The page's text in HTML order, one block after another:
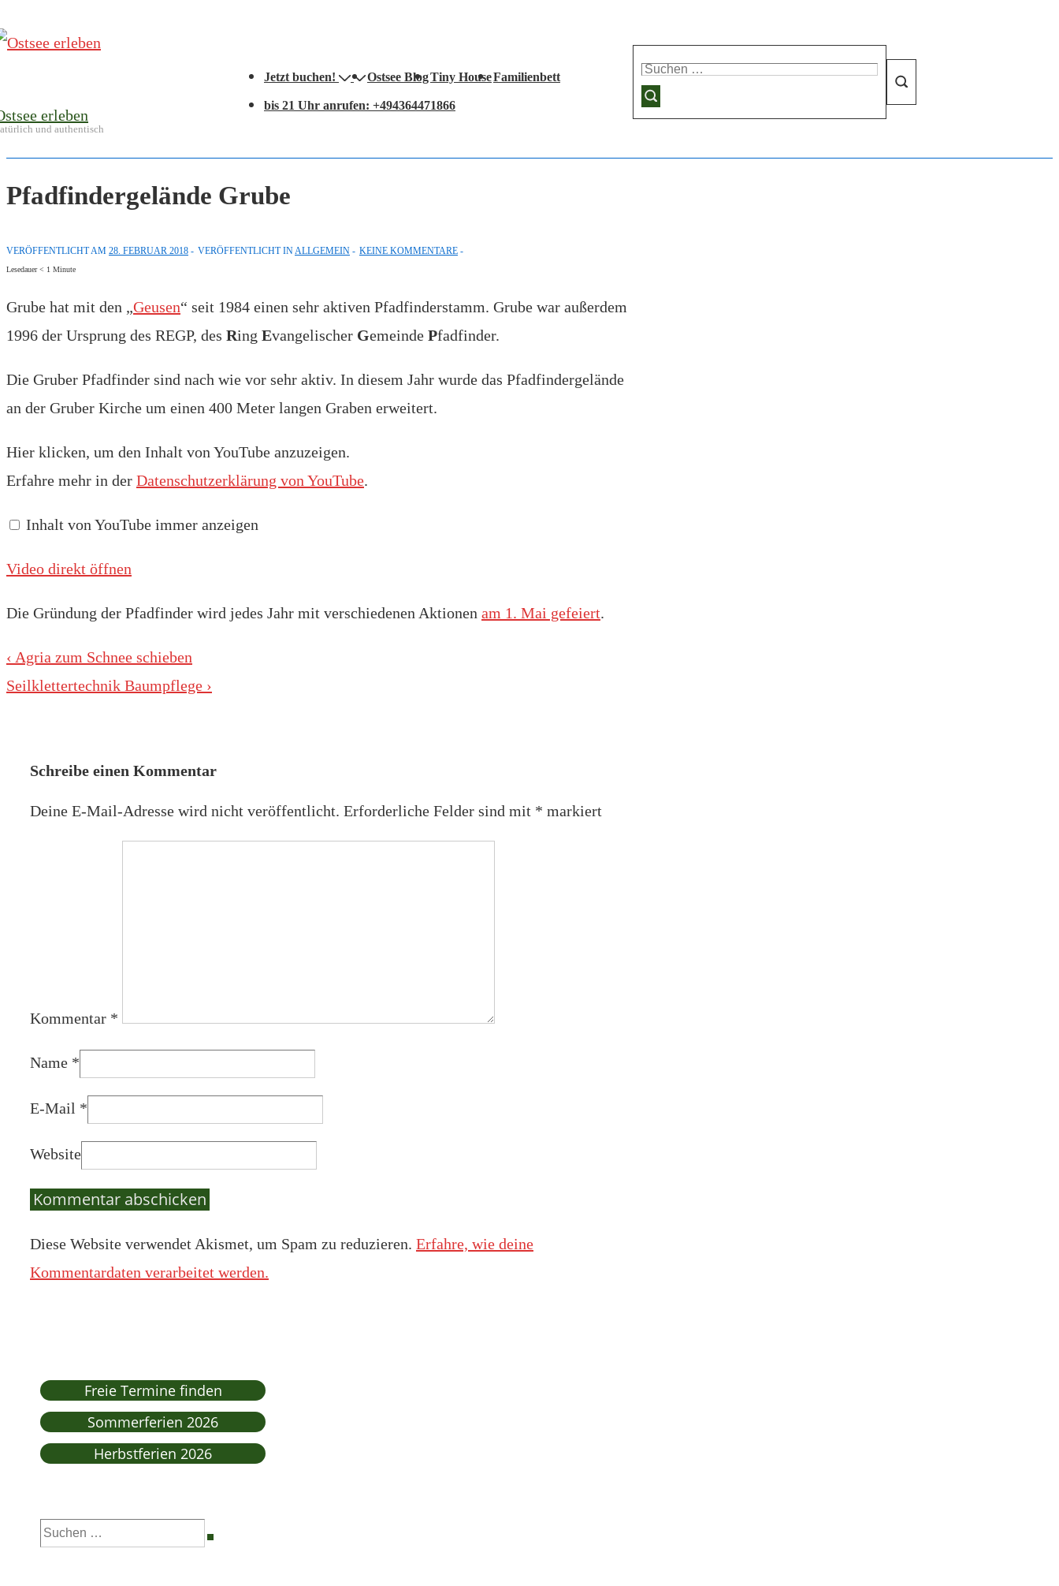
Zum
erleben
und authentisch
Jetzt buchen! Ostsee BlogTiny HouseFamilienbett
bis 21 Uhr anrufen: +494364471866
nach:
Pfadfindergelände Grube
VERÖFFENTLICHT AM 28. FEBRUAR 2018 VERÖFFENTLICHT IN ALLGEMEIN KEINE KOMMENTARE
Lesedauer < 1 Minute
Grube hat mit den „Geusen“ seit 1984 einen sehr aktiven Pfadfinderstamm. Grube war außerdem
1996 der Ursprung des REGP, des Ring Evangelischer Gemeinde Pfadfinder.
Die Gruber Pfadfinder sind nach wie vor sehr aktiv. In diesem Jahr wurde das Pfadfindergelände
an der Gruber Kirche um einen 400 Meter langen Graben erweitert.
Inhalt
von
YouTube
anzeigen
Hier klicken, um den Inhalt von YouTube anzuzeigen.
Erfahre mehr in der Datenschutzerklärung von YouTube.
Inhalt von YouTube immer anzeigen
Video direkt öffnen
Die Gründung der Pfadfinder wird jedes Jahr mit verschiedenen Aktionen am 1. Mai gefeiert.
Beitragsnavigation
Vorheriger
Beitrag
‹ Agria zum Schnee schieben
Nächster
Seilklettertechnik Baumpflege ›
Schreibe einen Kommentar
Deine E-Mail-Adresse wird nicht veröffentlicht. Erforderliche Felder sind mit * markiert
Kommentar *
Name *
E-Mail *
Website
Diese Website verwendet Akismet, um Spam zu reduzieren. Erfahre, wie deine
Kommentardaten verarbeitet werden.
Freie Termine finden
Sommerferien 2026
Herbstferien 2026
Suchen
nach: